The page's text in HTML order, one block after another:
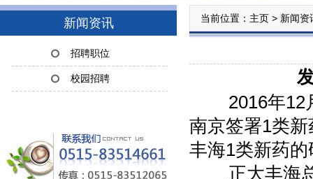
新闻资讯
招聘职位
校园招聘
当前位置： 主页 > 新闻资
2016年12月
南京签署1类
丰海1类新药
正大丰海总